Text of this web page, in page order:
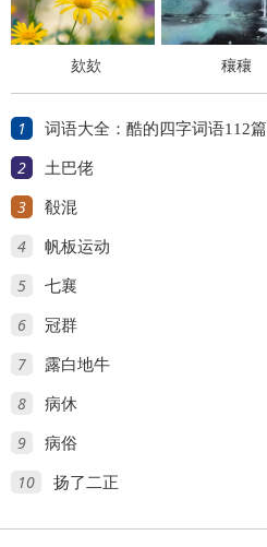
欬欬 穰穰
1 词语大全：酷的四字词语112篇
2 土巴佬
3 殽混
4 帆板运动
5 七襄
6 冠群
7 露白地牛
8 病休
9 病俗
10 扬了二正